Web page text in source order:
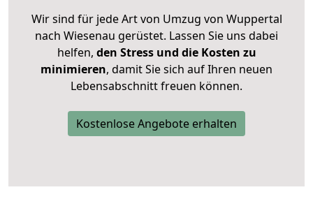
Wir sind für jede Art von Umzug von Wuppertal
nach Wiesenau gerüstet. Lassen Sie uns dabei
helfen, den Stress und die Kosten zu
minimieren, damit Sie sich auf Ihren neuen
Lebensabschnitt freuen können.
Kostenlose Angebote erhalten